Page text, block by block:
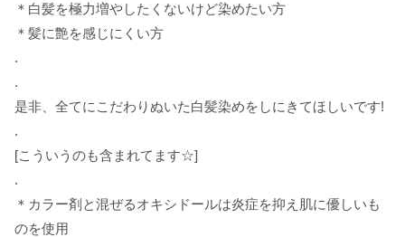
＊白髪を極力増やしたくないけど染めたい方
＊髪に艶を感じにくい方
.
.
是非、全てにこだわりぬいた白髪染めをしにきてほしいです!
.
[こういうのも含まれてます☆]
.
＊カラー剤と混ぜるオキシドールは炎症を抑え肌に優しいも
のを使用